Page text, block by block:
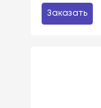
Заказать